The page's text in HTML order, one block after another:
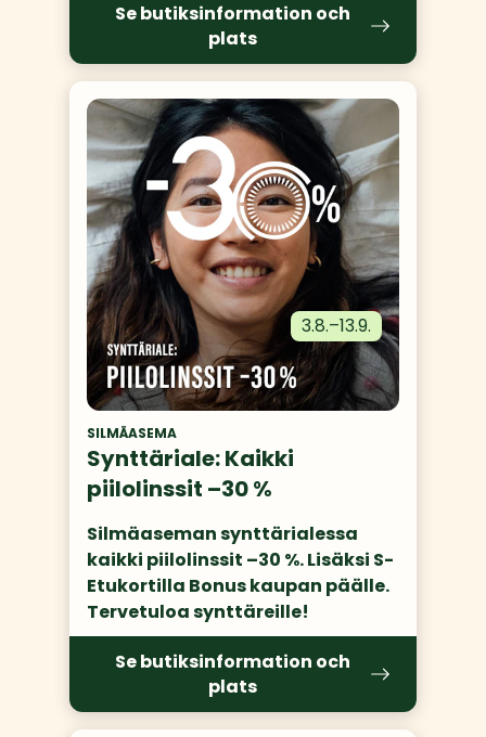
Se butiksinformation och
plats
3.8.–13.9.
SILMÄASEMA
Synttäriale: Kaikki
piilolinssit –30 %
Silmäaseman synttärialessa
kaikki piilolinssit –30 %. Lisäksi S-
Etukortilla Bonus kaupan päälle.
Tervetuloa synttäreille!
Se butiksinformation och
plats